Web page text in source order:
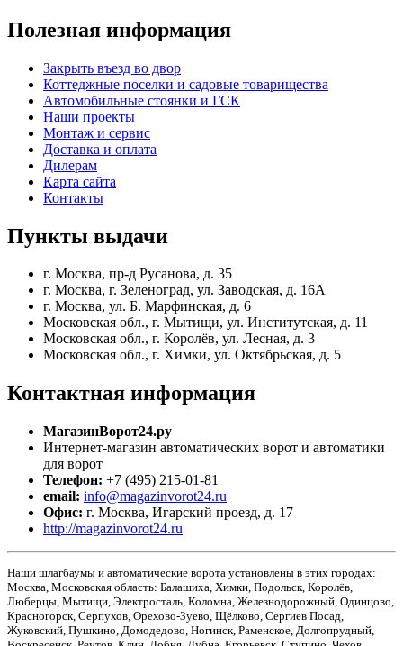
Полезная информация
Закрыть въезд во двор
Коттеджные поселки и садовые товарищества
Автомобильные стоянки и ГСК
Наши проекты
Монтаж и сервис
Доставка и оплата
Дилерам
Карта сайта
Контакты
Пункты выдачи
г. Москва, пр-д Русанова, д. 35
г. Москва, г. Зеленоград, ул. Заводская, д. 16А
г. Москва, ул. Б. Марфинская, д. 6
Московская обл., г. Мытищи, ул. Институтская, д. 11
Московская обл., г. Королёв, ул. Лесная, д. 3
Московская обл., г. Химки, ул. Октябрьская, д. 5
Контактная информация
МагазинВорот24.ру
Интернет-магазин автоматических ворот и автоматики
для ворот
Телефон: +7 (495) 215-01-81
email: info@magazinvorot24.ru
Офис: г. Москва, Игарский проезд, д. 17
http://magazinvorot24.ru
Наши шлагбаумы и автоматические ворота установлены в этих городах:
Москва, Московская область: Балашиха, Химки, Подольск, Королёв,
Люберцы, Мытищи, Электросталь, Коломна, Железнодорожный, Одинцово,
Красногорск, Серпухов, Орехово-Зуево, Щёлково, Сергиев Посад,
Жуковский, Пушкино, Домодедово, Ногинск, Раменское, Долгопрудный,